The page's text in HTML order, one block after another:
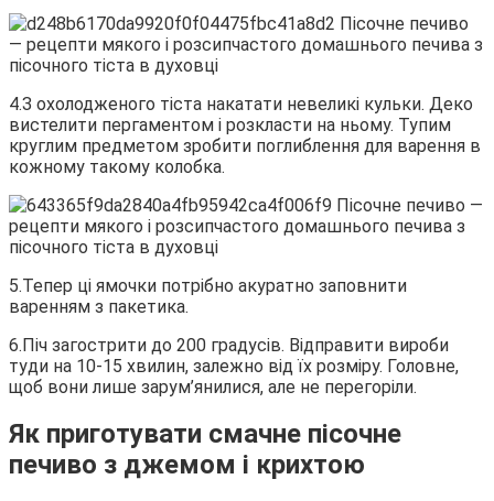
4.З охолодженого тіста накатати невеликі кульки. Деко
вистелити пергаментом і розкласти на ньому. Тупим
круглим предметом зробити поглиблення для варення в
кожному такому колобка.
5.Тепер ці ямочки потрібно акуратно заповнити
варенням з пакетика.
6.Піч загострити до 200 градусів. Відправити вироби
туди на 10-15 хвилин, залежно від їх розміру. Головне,
щоб вони лише зарум’янилися, але не перегоріли.
Як приготувати смачне пісочне
печиво з джемом і крихтою